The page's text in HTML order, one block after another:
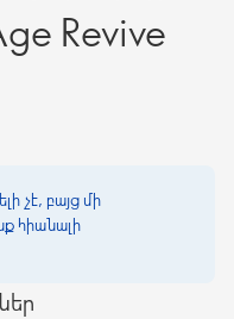
Revive
չէ, բայց մի
հիանալի